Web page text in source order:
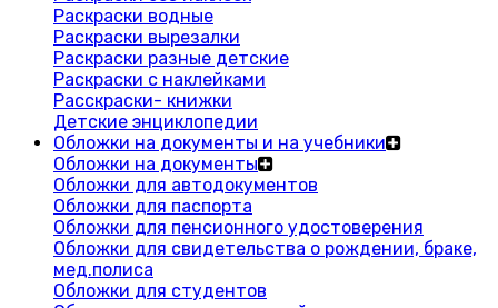
Раскраски водные
Раскраски вырезалки
Раскраски разные детские
Раскраски с наклейками
Расскраски- книжки
Детские энциклопедии
Обложки на документы и на учебники
Обложки на документы
Обложки для автодокументов
Обложки для паспорта
Обложки для пенсионного удостоверения
Обложки для свидетельства о рождении, браке,
мед.полиса
Обложки для студентов